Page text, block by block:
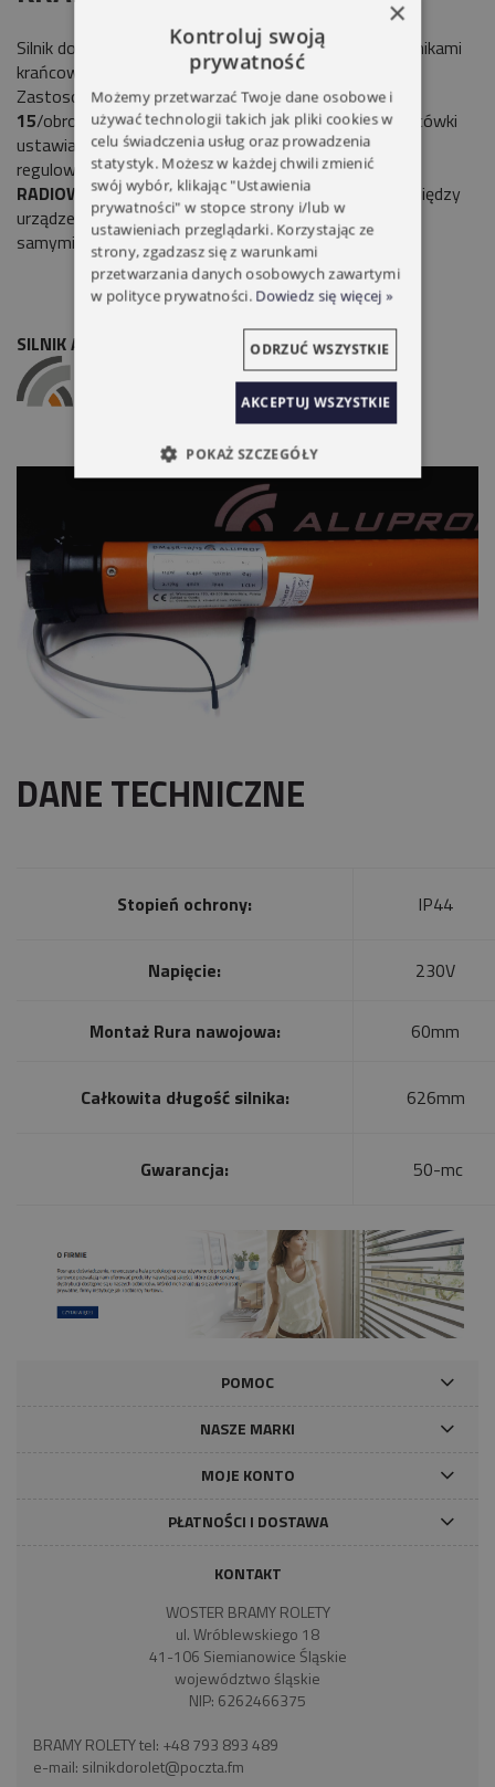
Silnik do rolet z wbudowanymi mechanicznymi wyłącznikami
krańcowymi. Wbudowanym sterownikiem radiowym.
Zastosowanie z rurą nawojową60mm. Szybkość
15/obrotów/min.MECHANICZNE KRAŃCÓWKI- krańcówki
ustawiane za pomocą ręcznie
regulowanych zakresów.STEROWANIE
RADIOWEtechnologia umożliwiająca komunikację pomiędzy
urządzeniami sterującymi i odbiornikami jak i pomiędzy
samymi odbiornikami poprzez fale radiowe.
SILNIK ALUPROF DM45R 40NM/15 DO ROLET
DANE TECHNICZNE
Stopień ochrony: IP44
Napięcie: 230V
Montaż Rura nawojowa: 60mm
Całkowita długość silnika: 626mm
Gwarancja: 50-mc
POMOC
NASZE MARKI
MOJE KONTO
PŁATNOŚCI I DOSTAWA
KONTAKT
WOSTER BRAMY ROLETY
ul. Wróblewskiego 18
41-106 Siemianowice Śląskie
województwo śląskie
NIP: 6262466375
BRAMY ROLETY tel: +48 793 893 489
e-mail: silnikdorolet@poczta.fm
×
Kontroluj swoją
prywatność
Możemy przetwarzać Twoje dane osobowe i
używać technologii takich jak pliki cookies w
celu świadczenia usług oraz prowadzenia
statystyk. Możesz w każdej chwili zmienić
swój wybór, klikając "Ustawienia
prywatności" w stopce strony i/lub w
ustawieniach przeglądarki. Korzystając ze
strony, zgadzasz się z warunkami
przetwarzania danych osobowych zawartymi
w polityce prywatności. Dowiedz się więcej »
AKCEPTUJ WSZYSTKIE
ODRZUĆ WSZYSTKIE
POKAŻ SZCZEGÓŁY